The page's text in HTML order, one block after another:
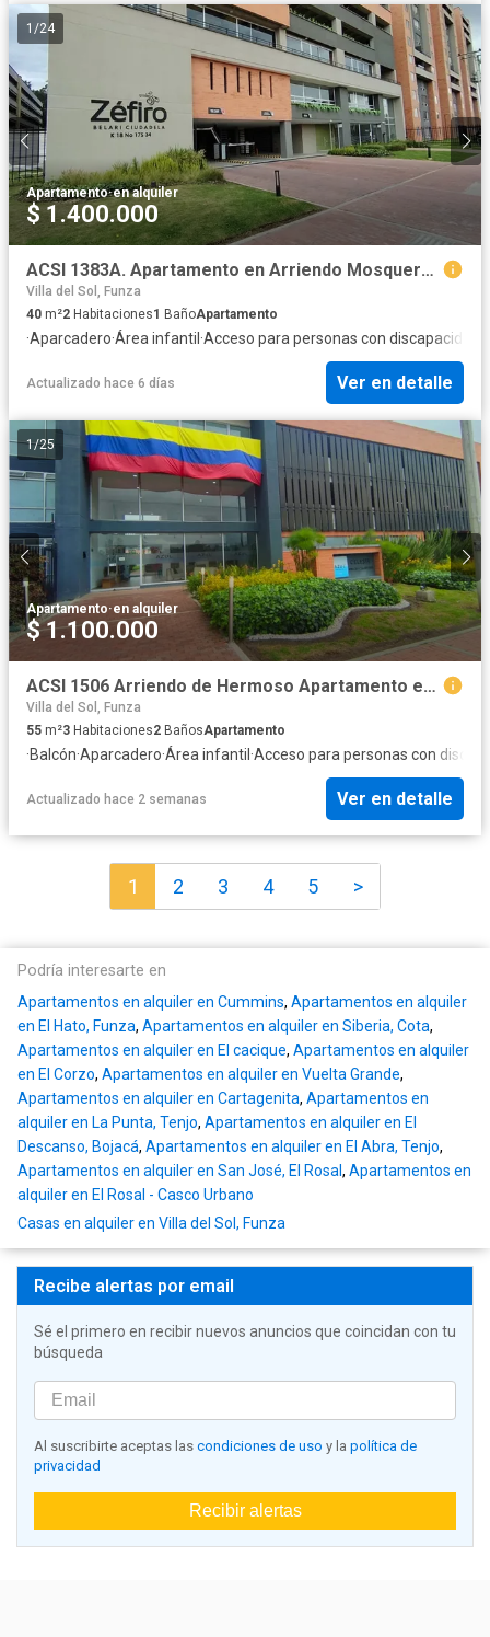
1 /24
Apartamento·en alquiler
$ 1.400.000
ACSI 1383A. Apartamento en Arriendo Mosquera, Ciudadela Belari
Villa del Sol, Funza
40 m²2 Habitaciones1 BañoApartamento
·Aparcadero·Área infantil ·Acceso para personas con discapacidad
Actualizado hace 6 días Ver en detalle
1/25
Apartamento·en alquiler
$ 1.100.000
ACSI 1506 Arriendo de Hermoso Apartamento en Azul Celeste
Villa del Sol, Funza
55 m²3 Habitaciones2 BañosApartamento
·Balcón·Aparcadero·Área infantil ·Acceso para personas con
Actualizado hace 2 semanas Ver en detalle
1 2 3 4 5 >
Podría interesarte en
Apartamentos en alquiler en Cummins, Apartamentos en alquiler
en El Hato, Funza, Apartamentos en alquiler en Siberia, Cota,
Apartamentos en alquiler en El cacique, Apartamentos en alquiler
en El Corzo, Apartamentos en alquiler en Vuelta Grande,
Apartamentos en alquiler en Cartagenita, Apartamentos en
alquiler en La Punta, Tenjo, Apartamentos en alquiler en El
Descanso, Bojacá, Apartamentos en alquiler en El Abra, Tenjo,
Apartamentos en alquiler en San José, El Rosal, Apartamentos en
alquiler en El Rosal - Casco Urbano
Casas en alquiler en Villa del Sol, Funza
Recibe alertas por email
Sé el primero en recibir nuevos anuncios que coincidan con tu
búsqueda
Al suscribirte aceptas las condiciones de uso y la política de
privacidad
Recibir alertas